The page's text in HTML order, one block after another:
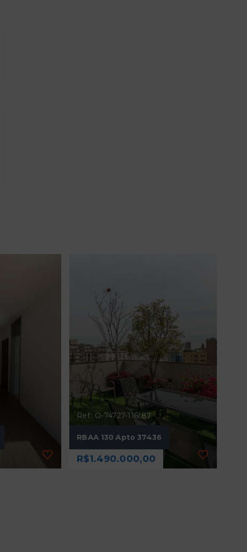
Ref.: O-74727-116187
RBAA 130 Apto 37436
R$1.490.000,00